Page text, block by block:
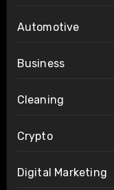
Automotive
Business
Cleaning
Crypto
Digital Marketing